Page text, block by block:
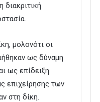
μολονότι οι
ως δύναμη
ως επίδειξη
επιχείρησης των
στη δίκη.